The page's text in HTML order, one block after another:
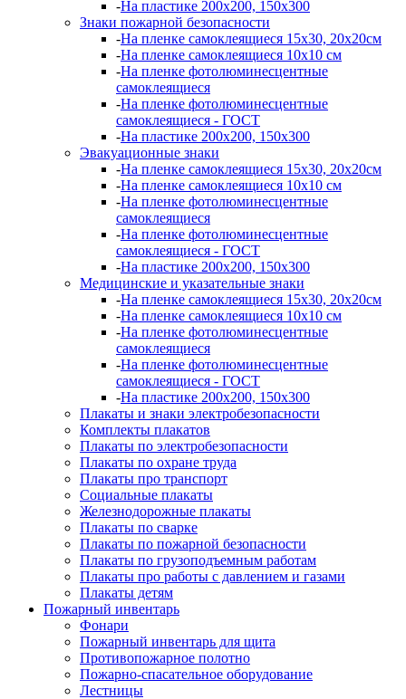
-На пластике 200х200, 150х300
Знаки пожарной безопасности
-На пленке самоклеящиеся 15х30, 20х20см
-На пленке самоклеящиеся 10х10 см
-На пленке фотолюминесцентные
самоклеящиеся
-На пленке фотолюминесцентные
самоклеящиеся - ГОСТ
-На пластике 200х200, 150х300
Эвакуационные знаки
-На пленке самоклеящиеся 15х30, 20х20см
-На пленке самоклеящиеся 10х10 см
-На пленке фотолюминесцентные
самоклеящиеся
-На пленке фотолюминесцентные
самоклеящиеся - ГОСТ
-На пластике 200х200, 150х300
Медицинские и указательные знаки
-На пленке самоклеящиеся 15х30, 20х20см
-На пленке самоклеящиеся 10х10 см
-На пленке фотолюминесцентные
самоклеящиеся
-На пленке фотолюминесцентные
самоклеящиеся - ГОСТ
-На пластике 200х200, 150х300
Плакаты и знаки электробезопасности
Комплекты плакатов
Плакаты по электробезопасности
Плакаты по охране труда
Плакаты про транспорт
Социальные плакаты
Железнодорожные плакаты
Плакаты по сварке
Плакаты по пожарной безопасности
Плакаты по грузоподъемным работам
Плакаты про работы с давлением и газами
Плакаты детям
Пожарный инвентарь
Фонари
Пожарный инвентарь для щита
Противопожарное полотно
Пожарно-спасательное оборудование
Лестницы